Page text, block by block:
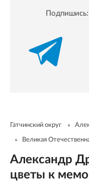
Подпишись:
Гатчинский округ
Великая
Александр
цветы к